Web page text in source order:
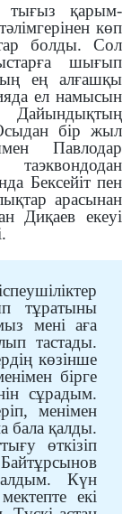
тығыз қарым-
көп
болды. Сол
шығып
ең алғашқы
ел намысын
Дайындықтың
бір жыл
Павлодар
Бексейіт пен
арасынан
Диқаев екеуі
тұратыны
мені аға
тастады.
көзінше
бірге
сұрадым.
менімен
бала қалды.
өткізіп
Күн
екі